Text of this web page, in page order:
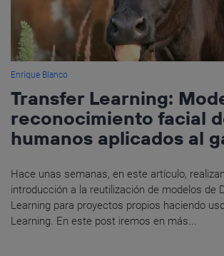
Enrique Blanco
Transfer Learning:
reconocimiento facial
humanos aplicados al
Hace unas semanas, en este artículo,
introducción a la reutilización de modelos de
Learning para proyectos propios haciendo
Learning. En este post iremos en más...